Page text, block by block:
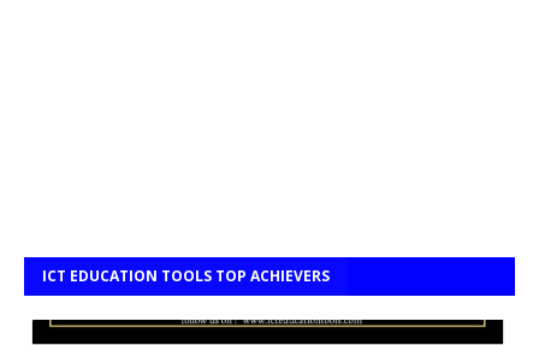
ICT EDUCATION TOOLS TOP ACHIEVERS